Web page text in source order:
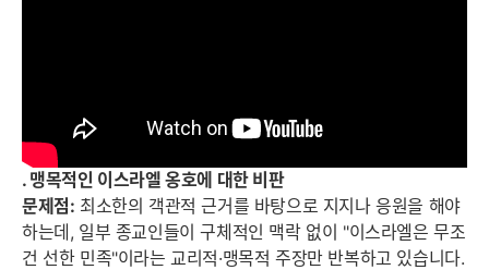
. 맹목적인 이스라엘 옹호에 대한 비판
문제점: 최소한의 객관적 근거를 바탕으로 지지나 응원을 해야
하는데, 일부 종교인들이 구체적인 맥락 없이 "이스라엘은 무조
건 선한 민족"이라는 교리적·맹목적 주장만 반복하고 있습니다.